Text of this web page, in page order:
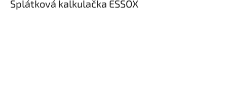
Splátková kalkulačka ESSOX